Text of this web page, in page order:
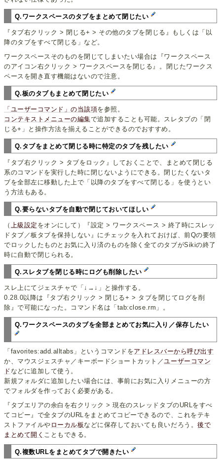
Q.ワークスペースのタブをまとめて閉じたい
『タブ右クリック > 閉じる+ > その他のタブを閉じる』もしくは「以
降のタブをすべて閉じる」など。
ワークスペースそのものを閉じてしまいたい場合は『ワークスペース
のアイコン右クリック > ワークスペースを閉じる』。閉じたワークス
ペースを開き直す機能はないので注意。
Q.板のタブもまとめて閉じたい
「ユーザーコマンド」の当該項を参照。
コンテキストメニューの編集で追加することも可能。スレタブの「閉
じる+」と操作方法を揃えることができるのでおすすめ。
Q.タブをまとめて閉じる時に特定のタブを残したい
『タブ右クリック > タブをロック』しておくことで、まとめて閉じる
系のコマンドを実行した時に閉じないようにできる。閉じたくないタ
ブを全部左に移動した上で「以降のタブをすべて閉じる」を使うとい
う方法もある。
Q.要らないタブを自動で閉じておいてほしい
（ 上級設定 をオンにして）『設定 > ワークスペース > 終了時にスレッ
ドタブ／板タブを保持しない』にチェックを入れておけば、前Qの要領
でロックしたものとお気に入り済のものを除く全てのタブがSikiの終了
時に自動で閉じられる。
Q.スレタブを閉じる時にログも削除したい
スレ上にてジェスチャで「↓→↓」と操作する。
0.28.0以降は『タブ右クリック > 閉じる+ > タブを閉じてログを削
除』で可能になった。コマンド名は「tab:close.rm」。
Q.ワークスペースのタブを全部まとめてお気に入り／保存したい
「favorites:add.alltabs」というコマンドをアドレスバーから呼び出す
か、マウスジェスチャ／キーボードショートカット／ユーザーコマン
ド などに追加して使う。
新規フォルダに追加したい場合には、事前にお気に入りメニューの方
でフォルダを作っておく必要がある。
『タブエリアの余白を右クリック > 現在のスレッドタブのURLをすべ
てコピー』で全タブのURLをまとめてコピーできるので、これをテキ
ストファイルや ローカル板などに保存しておいても良いだろう。後で
まとめて開く こともできる。
Q.複数URLをまとめてタブで開きたい